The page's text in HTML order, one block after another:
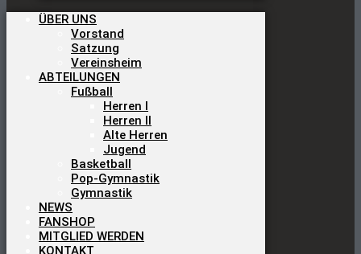
ÜBER UNS
Vorstand
Satzung
Vereinsheim
ABTEILUNGEN
Fußball
Herren I
Herren II
Alte Herren
Jugend
Basketball
Pop-Gymnastik
Gymnastik
NEWS
FANSHOP
MITGLIED WERDEN
KONTAKT